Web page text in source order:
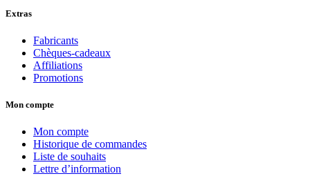
Extras
Fabricants
Chèques-cadeaux
Affiliations
Promotions
Mon compte
Mon compte
Historique de commandes
Liste de souhaits
Lettre d’information